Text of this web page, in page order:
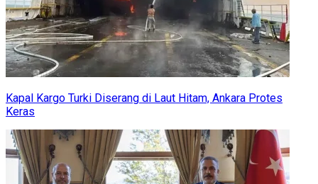
Kapal Kargo Turki Diserang di Laut Hitam, Ankara Protes
Keras